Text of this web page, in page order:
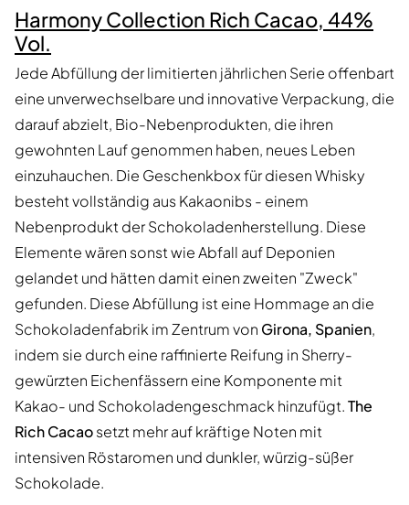
Harmony Collection Rich Cacao, 44%
Vol.
Jede Abfüllung der limitierten jährlichen Serie offenbart
eine unverwechselbare und innovative Verpackung, die
darauf abzielt, Bio-Nebenprodukten, die ihren
gewohnten Lauf genommen haben, neues Leben
einzuhauchen. Die Geschenkbox für diesen Whisky
besteht vollständig aus Kakaonibs - einem
Nebenprodukt der Schokoladenherstellung. Diese
Elemente wären sonst wie Abfall auf Deponien
gelandet und hätten damit einen zweiten "Zweck"
gefunden. Diese Abfüllung ist eine Hommage an die
Schokoladenfabrik im Zentrum von Girona, Spanien,
indem sie durch eine raffinierte Reifung in Sherry-
gewürzten Eichenfässern eine Komponente mit
Kakao- und Schokoladengeschmack hinzufügt.The
Rich Cacaosetzt mehr auf kräftige Noten mit
intensiven Röstaromen und dunkler, würzig-süßer
Schokolade.